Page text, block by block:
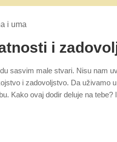
i uma
i
sasvim male stvari. Nisu nam
i zadovoljstvo. Da uživamo
Kako ovaj dodir deluje na